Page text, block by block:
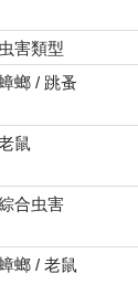
虫害類型
螂 / 跳蚤
鼠
合虫害
螂 / 老鼠